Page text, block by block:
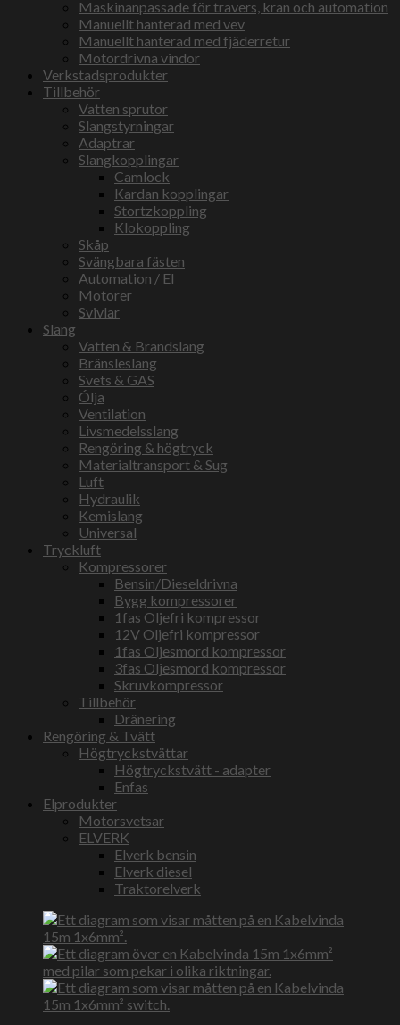
Maskinanpassade för travers, kran och automation
Manuellt hanterad med vev
Manuellt hanterad med fjäderretur
Motordrivna vindor
Verkstadsprodukter
Tillbehör
Vatten sprutor
Slangstyrningar
Adaptrar
Slangkopplingar
Camlock
Kardan kopplingar
Stortzkoppling
Klokoppling
Skåp
Svängbara fästen
Automation / El
Motorer
Svivlar
Slang
Vatten & Brandslang
Bränsleslang
Svets & GAS
Ólja
Ventilation
Livsmedelsslang
Rengöring & högtryck
Materialtransport & Sug
Luft
Hydraulik
Kemislang
Universal
Tryckluft
Kompressorer
Bensin/Dieseldrivna
Bygg kompressorer
1fas Oljefri kompressor
12V Oljefri kompressor
1fas Oljesmord kompressor
3fas Oljesmord kompressor
Skruvkompressor
Tillbehör
Dränering
Rengöring & Tvätt
Högtryckstvättar
Högtryckstvätt - adapter
Enfas
Elprodukter
Motorsvetsar
ELVERK
Elverk bensin
Elverk diesel
Traktorelverk